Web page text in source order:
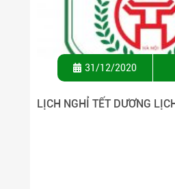
31/12/2020
LỊCH NGHỈ TẾT DƯƠNG